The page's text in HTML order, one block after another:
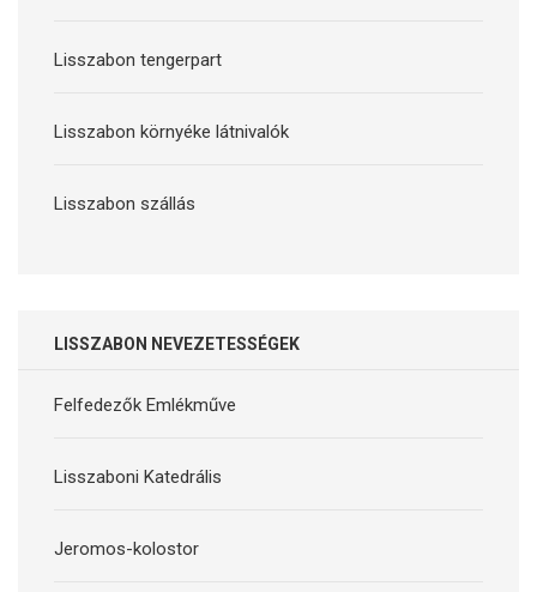
Lisszabon tengerpart
Lisszabon környéke látnivalók
Lisszabon szállás
LISSZABON NEVEZETESSÉGEK
Felfedezők Emlékműve
Lisszaboni Katedrális
Jeromos-kolostor